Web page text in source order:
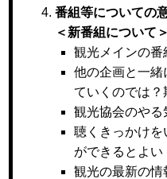
番組等についての
＜新番組について＞
観光メインの番
他の企画と一緒
ていくのでは？
観光協会のやる
聴くきっかけを
ができるとよい
観光の最新の情